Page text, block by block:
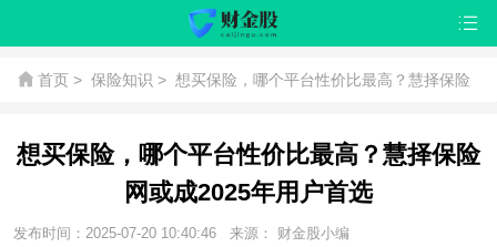
首页 > 保险知识 > 想买保险，哪个平台性价比最高？慧择保险
想买保险，哪个平台性价比最高？慧择保险
网或成2025年用户首选
发布时间：2025-07-20 10:40:46 来源： 财金股小编